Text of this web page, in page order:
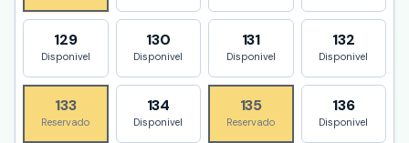
129
Disponivel
130
Disponivel
131
Disponivel
132
Disponivel
133
Reservado
134
Disponivel
135
Reservado
136
Disponivel